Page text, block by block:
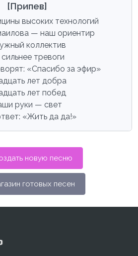
[Припев]
высоких технологий
— наш ориентир
коллектив
тревоги
«Спасибо за эфир»
лет добра
лет побед
руки — свет
«Жить да да!»
новую песню
готовых песен